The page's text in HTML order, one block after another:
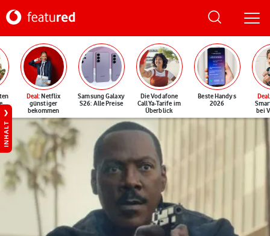
Deal: Netflix
günstiger
bekommen
Samsung Galaxy
S26: Alle Preise
Die Vodafone
CallYa-Tarife im
Überblick
Beste Handys
2026
Deal
bei
INHALT